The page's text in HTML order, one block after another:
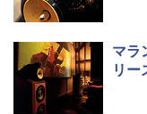
マラ
リー